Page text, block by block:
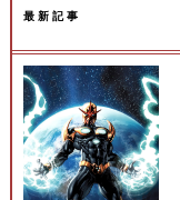
最新記事